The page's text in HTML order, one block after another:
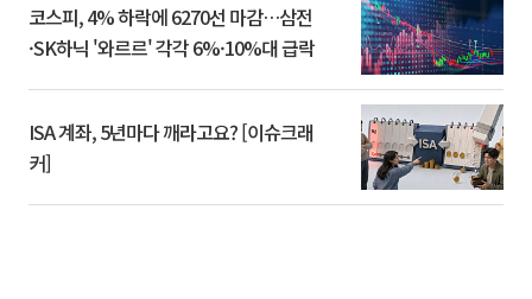
코스피, 4% 하락에 6270선 마감…삼전
·SK하닉 '와르르' 각각 6%·10%대 급락
ISA 계좌, 5년마다 깨라고요? [이슈크래
커]